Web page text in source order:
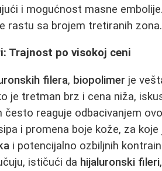
i mogućnost masne
rastu sa brojem tretiranih zona.
Trajnost po visokoj ceni
filera, biopolimer je
je tretman brz i cena niža,
često reaguje odbacivanjem
i promena boje kože, za
i potencijalno ozbiljnih
ističući da hijaluronski fileri